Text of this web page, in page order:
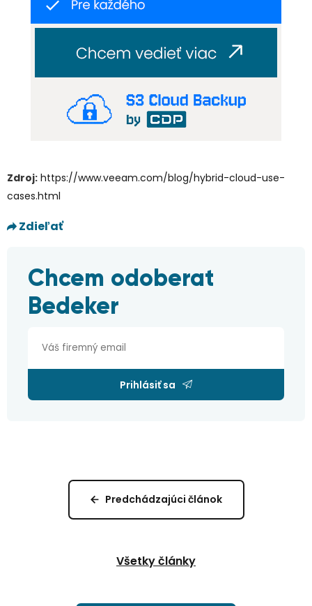
Zdroj: https://www.veeam.com/blog/hybrid-cloud-use-
cases.html
Zdieľať
Chcem odoberat
Bedeker
Prihlásiť sa
Predchádzajúci článok
Všetky články